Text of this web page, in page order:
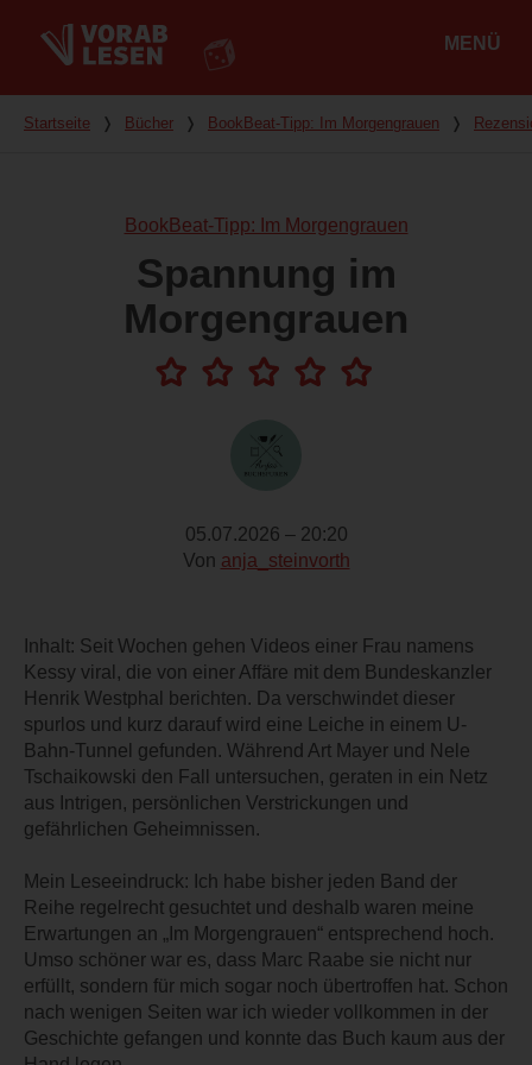
MENÜ
Du bist hier
Startseite ❭ Bücher ❭ BookBeat-Tipp: Im Morgengrauen ❭
BookBeat-Tipp: Im Morgengrauen
Spannung im
Morgengrauen
05.07.2026 – 20:20
Von anja_steinvorth
Inhalt: Seit Wochen gehen Videos einer Frau namens
Kessy viral, die von einer Affäre mit dem Bundeskanzler
Henrik Westphal berichten. Da verschwindet dieser
spurlos und kurz darauf wird eine Leiche in einem U-
Bahn-Tunnel gefunden. Während Art Mayer und Nele
Tschaikowski den Fall untersuchen, geraten in ein Netz
aus Intrigen, persönlichen Verstrickungen und
gefährlichen Geheimnissen.
Mein Leseeindruck: Ich habe bisher jeden Band der
Reihe regelrecht gesuchtet und deshalb waren meine
Erwartungen an „Im Morgengrauen“ entsprechend hoch.
Umso schöner war es, dass Marc Raabe sie nicht nur
erfüllt, sondern für mich sogar noch übertroffen hat. Schon
nach wenigen Seiten war ich wieder vollkommen in der
Geschichte gefangen und konnte das Buch kaum aus der